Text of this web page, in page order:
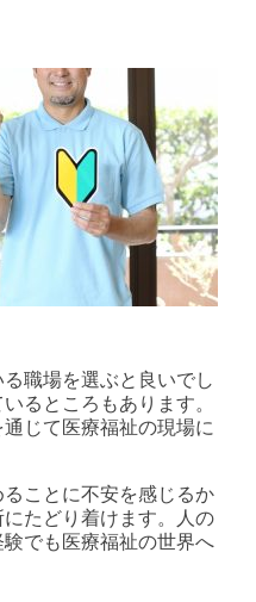
職場を選ぶと良いでし
るところもあります。
じて医療福祉の現場に
ことに不安を感じるか
たどり着けます。人の
でも医療福祉の世界へ